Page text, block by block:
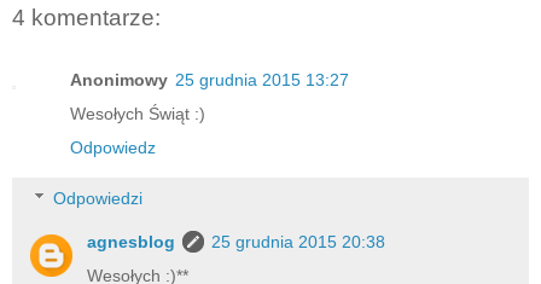
4 komentarze:
Anonimowy 25 grudnia 2015 13:27
Wesołych Świąt :)
Odpowiedz
Odpowiedzi
agnesblog
25 grudnia 2015 20:38
Wesołych :)**